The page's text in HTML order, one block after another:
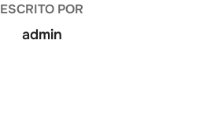
ESCRITO POR
admin